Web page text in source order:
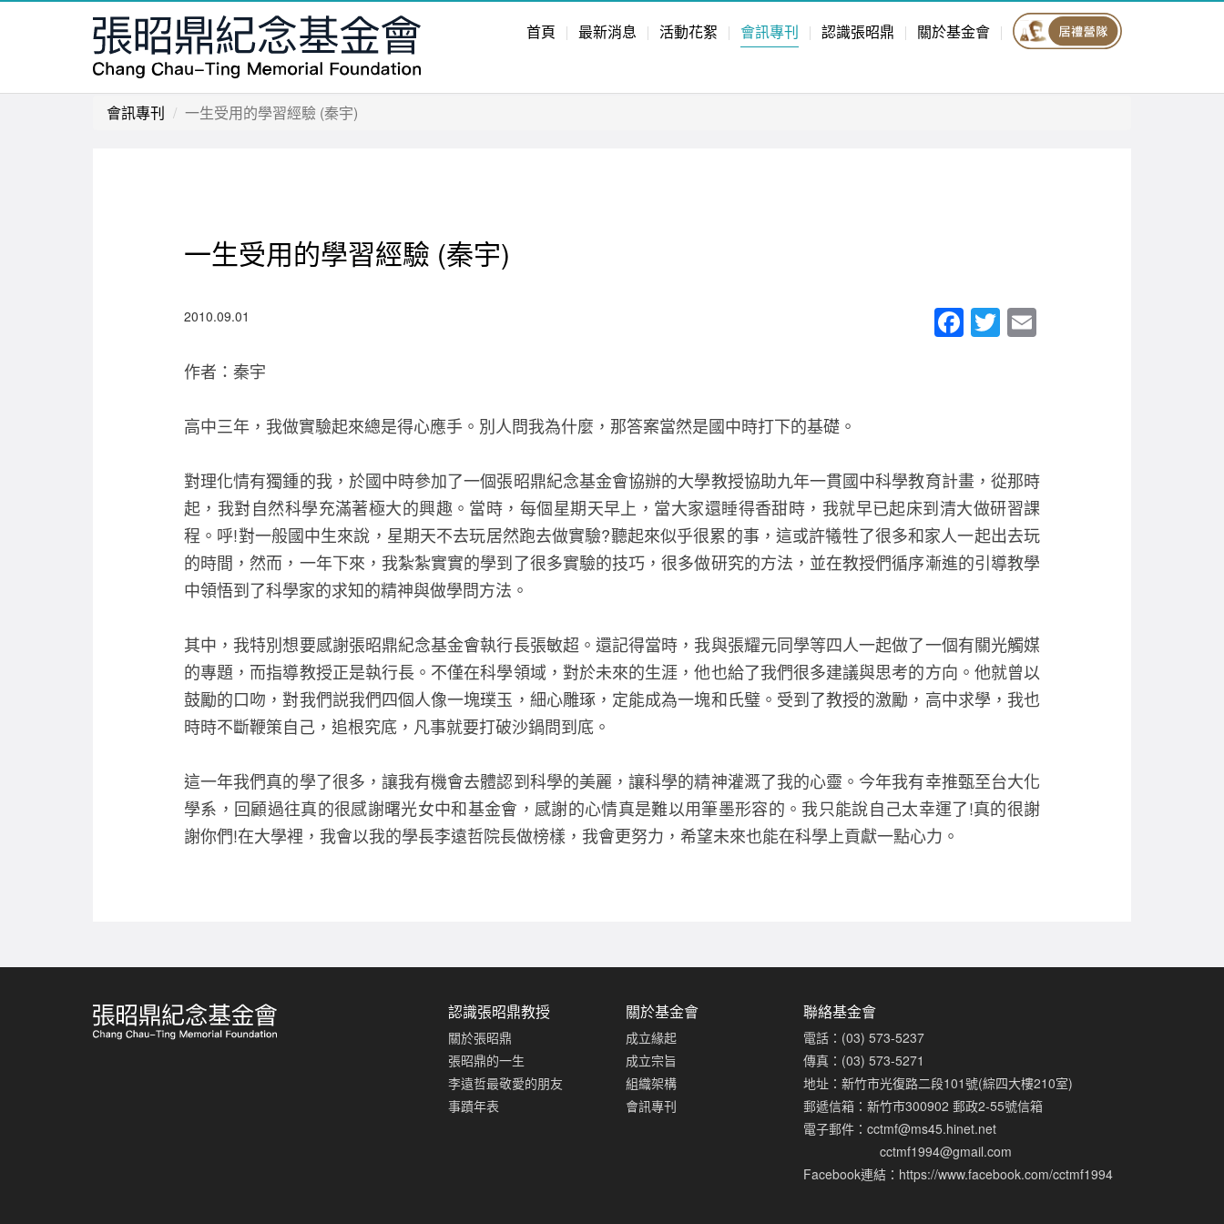
首頁 最新消息 活動花絮 會訊專刊 認識張昭鼎 關於基金會
會訊專刊 一生受用的學習經驗 (秦宇)
一生受用的學習經驗 (秦宇)
2010.09.01 F
o
o
k
T
作者：秦宇
高中三年，我做實驗起來總是得心應手。別人問我為什麼，那答案當然是國中時打下的基礎。
對理化情有獨鍾的我，於國中時參加了一個張昭鼎紀念基金會協辦的大學教授協助九年一貫國中科學教育計畫，從那時
起，我對自然科學充滿著極大的興趣。當時，每個星期天早上，當大家還睡得香甜時，我就早已起床到清大做研習課
程。呼!對一般國中生來說，星期天不去玩居然跑去做實驗?聽起來似乎很累的事，這或許犧牲了很多和家人一起出去玩
的時間，然而，一年下來，我紮紮實實的學到了很多實驗的技巧，很多做研究的方法，並在教授們循序漸進的引導教學
中領悟到了科學家的求知的精神與做學問方法。
其中，我特別想要感謝張昭鼎紀念基金會執行長張敏超。還記得當時，我與張耀元同學等四人一起做了一個有關光觸媒
的專題，而指導教授正是執行長。不僅在科學領域，對於未來的生涯，他也給了我們很多建議與思考的方向。他就曾以
鼓勵的口吻，對我們説我們四個人像一塊璞玉，細心雕琢，定能成為一塊和氏璧。受到了教授的激勵，高中求學，我也
時時不斷鞭策自己，追根究底，凡事就要打破沙鍋問到底。
這一年我們真的學了很多，讓我有機會去體認到科學的美麗，讓科學的精神灌溉了我的心靈。今年我有幸推甄至台大化
學系，回顧過往真的很感謝曙光女中和基金會，感謝的心情真是難以用筆墨形容的。我只能說自己太幸運了!真的很謝
謝你們!在大學裡，我會以我的學長李遠哲院長做榜樣，我會更努力，希望未來也能在科學上貢獻一點心力。
認識張昭鼎教授
關於張昭鼎
張昭鼎的一生
李遠哲最敬愛的朋友
事蹟年表
關於基金會
成立緣起
成立宗旨
組織架構
會訊專刊
聯絡基金會
電話：(03) 573-5237
傳真：(03) 573-5271
地址：新竹市光復路二段101號(綜四大樓210室)
郵遞信箱：新竹市300902 郵政2-55號信箱
電子郵件： cctmf@ms45.hinet.net
cctmf1994@gmail.com
Facebook連結： https://www.facebook.com/cctmf1994